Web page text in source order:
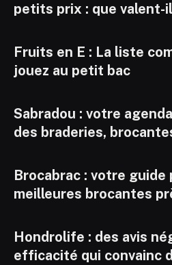
petits prix : que valent-
Fruits en E : La liste
jouez au petit bac
Sabradou : votre
des braderies,
Brocabrac : votre
meilleures brocantes
Hondrolife : des avis
efficacité qui convainc